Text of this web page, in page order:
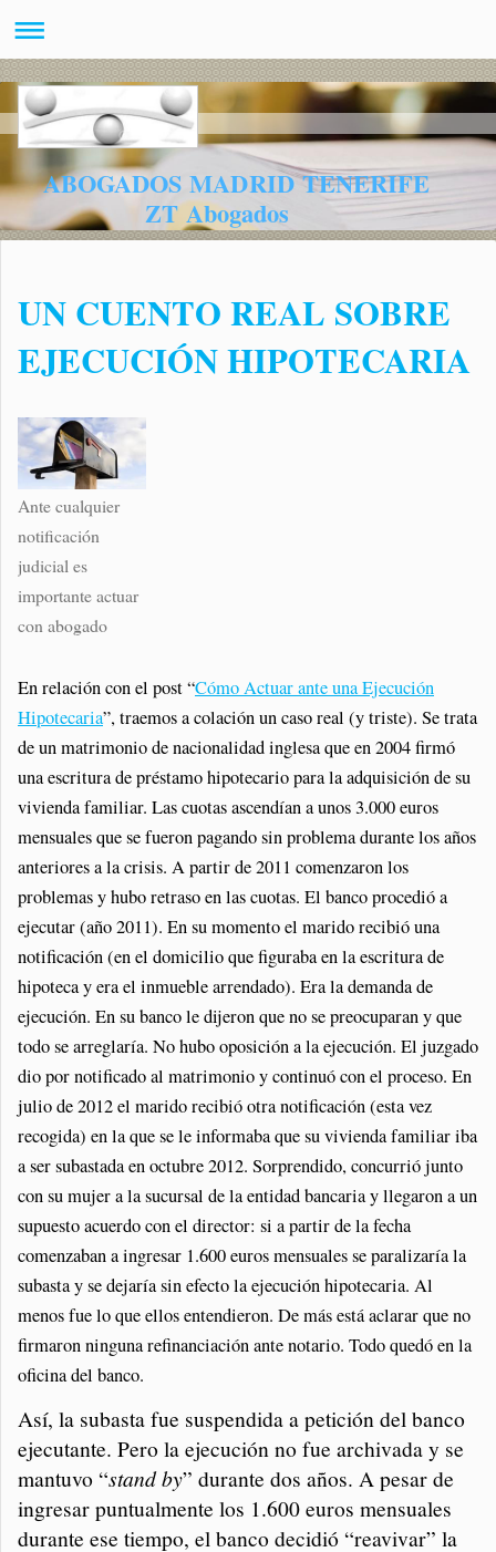
ABOGADOS MADRID TENERIFE
ZT Abogados
UN CUENTO REAL SOBRE
EJECUCIÓN HIPOTECARIA
Ante cualquier
notificación
judicial es
importante actuar
con abogado
En relación con el post “Cómo Actuar ante una Ejecución
Hipotecaria”, traemos a colación un caso real (y triste). Se trata
de un matrimonio de nacionalidad inglesa que en 2004 firmó
una escritura de préstamo hipotecario para la adquisición de su
vivienda familiar. Las cuotas ascendían a unos 3.000 euros
mensuales que se fueron pagando sin problema durante los años
anteriores a la crisis. A partir de 2011 comenzaron los
problemas y hubo retraso en las cuotas. El banco procedió a
ejecutar (año 2011). En su momento el marido recibió una
notificación (en el domicilio que figuraba en la escritura de
hipoteca y era el inmueble arrendado). Era la demanda de
ejecución. En su banco le dijeron que no se preocuparan y que
todo se arreglaría. No hubo oposición a la ejecución. El juzgado
dio por notificado al matrimonio y continuó con el proceso. En
julio de 2012 el marido recibió otra notificación (esta vez
recogida) en la que se le informaba que su vivienda familiar iba
a ser subastada en octubre 2012. Sorprendido, concurrió junto
con su mujer a la sucursal de la entidad bancaria y llegaron a un
supuesto acuerdo con el director: si a partir de la fecha
comenzaban a ingresar 1.600 euros mensuales se paralizaría la
subasta y se dejaría sin efecto la ejecución hipotecaria. Al
menos fue lo que ellos entendieron. De más está aclarar que no
firmaron ninguna refinanciación ante notario. Todo quedó en la
oficina del banco.
Así, la subasta fue suspendida a petición del banco
ejecutante. Pero la ejecución no fue archivada y se
mantuvo “stand by” durante dos años. A pesar de
ingresar puntualmente los 1.600 euros mensuales
durante ese tiempo, el banco decidió “reavivar” la